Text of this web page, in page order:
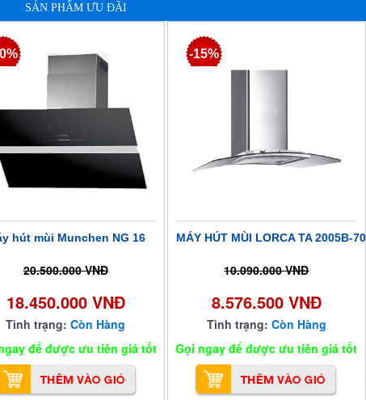
Máy hút mùi cổ điển
|
SẢN PHẨM ƯU ĐÃI
hút mùi Munchen NG 16
20.500.000 VNĐ
18.450.000 VNĐ
Tình trạng:Còn Hàng
để được ưu tiên giá tốt
-15%
MÁY HÚT MÙI LORCA TA 2005B-70
10.090.000 VNĐ
8.576.500 VNĐ
Tình trạng: Còn Hàng
Gọi ngay để được ưu tiên giá tốt